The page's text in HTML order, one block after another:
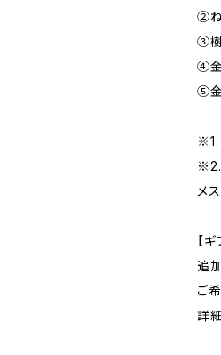
②ね
③樹
④金
⑤金
※1.
※2.
メ
【
追
ご
詳